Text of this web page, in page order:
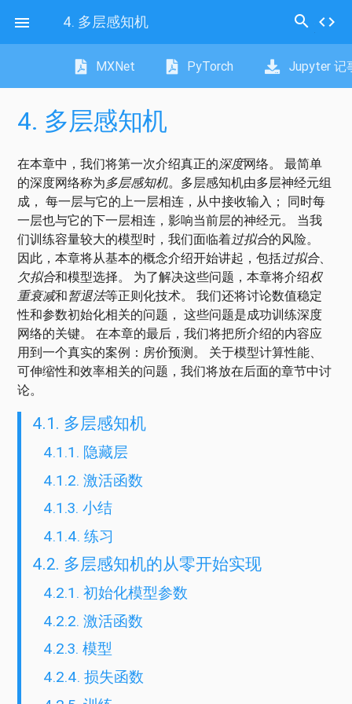
 4. 多层感知机 search code
MXNet PyTorch Jupyter 记
4. 多层感知机
在本章中，我们将第一次介绍真正的深度网络。 最简单
的深度网络称为多层感知机。多层感知机由多层神经元组
成， 每一层与它的上一层相连，从中接收输入； 同时每
一层也与它的下一层相连，影响当前层的神经元。 当我
们训练容量较大的模型时，我们面临着过拟合的风险。
因此，本章将从基本的概念介绍开始讲起，包括过拟合、
欠拟合和模型选择。 为了解决这些问题，本章将介绍权
重衰减和暂退法等正则化技术。 我们还将讨论数值稳定
性和参数初始化相关的问题， 这些问题是成功训练深度
网络的关键。 在本章的最后，我们将把所介绍的内容应
用到一个真实的案例：房价预测。 关于模型计算性能、
可伸缩性和效率相关的问题，我们将放在后面的章节中讨
论。
4.1. 多层感知机
4.1.1. 隐藏层
4.1.2. 激活函数
4.1.3. 小结
4.1.4. 练习
4.2. 多层感知机的从零开始实现
4.2.1. 初始化模型参数
4.2.2. 激活函数
4.2.3. 模型
4.2.4. 损失函数